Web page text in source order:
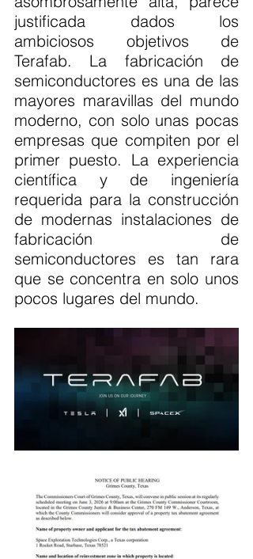
justificada dados los
ambiciosos objetivos de
Terafab. La fabricación de
semiconductores es una de las
mayores maravillas del mundo
moderno, con solo unas pocas
empresas que compiten por el
primer puesto. La experiencia
científica y de ingeniería
requerida para la construcción
de modernas instalaciones de
fabricación de
semiconductores es tan rara
que se concentra en solo unos
pocos lugares del mundo.